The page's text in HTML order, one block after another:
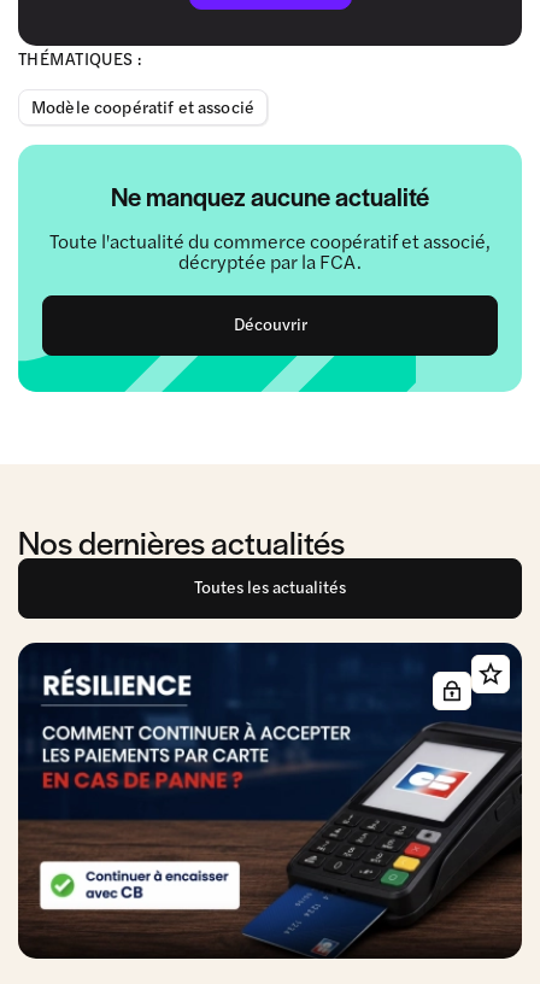
THÉMATIQUES :
Modèle coopératif et associé
Ne manquez aucune actualité
Toute l'actualité du commerce coopératif et associé,
décryptée par la FCA.
Découvrir
Nos dernières actualités
Toutes les actualités